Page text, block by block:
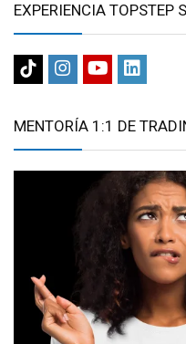
EXPERIENCIA TOPSTEP
MENTORÍA 1:1 DE